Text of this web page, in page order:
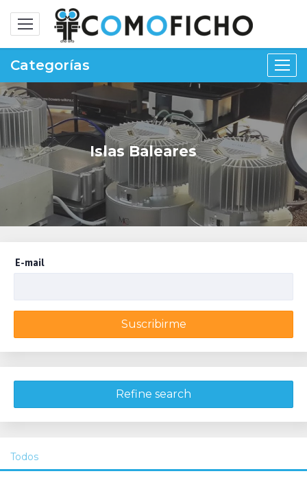
Alternar
navegación
Categorías
Islas Baleares
E-mail
Suscribirme
Refine search
Todos